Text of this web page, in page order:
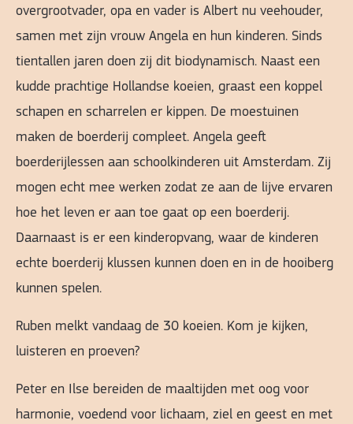
overgrootvader, opa en vader is Albert nu veehouder,
samen met zijn vrouw Angela en hun kinderen. Sinds
tientallen jaren doen zij dit biodynamisch. Naast een
kudde prachtige Hollandse koeien, graast een koppel
schapen en scharrelen er kippen. De moestuinen
maken de boerderij compleet. Angela geeft
boerderijlessen aan schoolkinderen uit Amsterdam. Zij
mogen echt mee werken zodat ze aan de lijve ervaren
hoe het leven er aan toe gaat op een boerderij.
Daarnaast is er een kinderopvang, waar de kinderen
echte boerderij klussen kunnen doen en in de hooiberg
kunnen spelen.
Ruben melkt vandaag de 30 koeien. Kom je kijken,
luisteren en proeven?
Peter en Ilse bereiden de maaltijden met oog voor
harmonie, voedend voor lichaam, ziel en geest en met